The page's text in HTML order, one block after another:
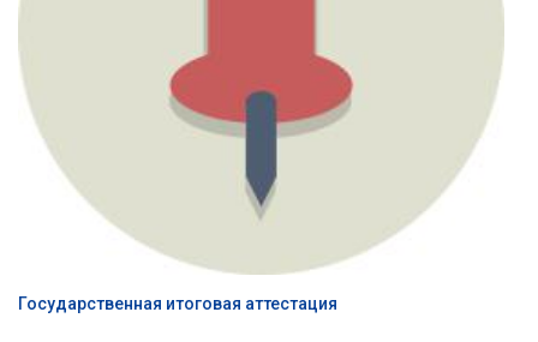
Государственная итоговая аттестация